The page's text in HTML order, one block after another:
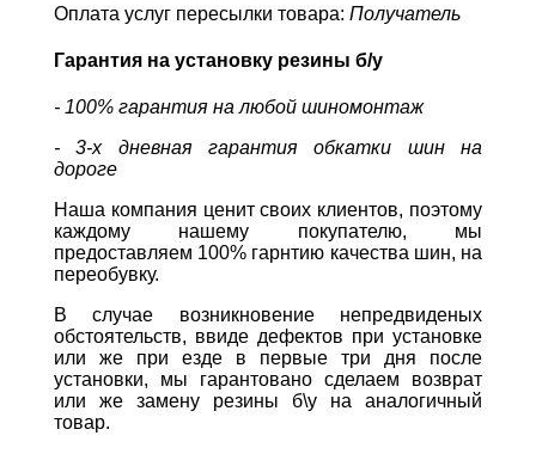
Оплата услуг пересылки товара: Получатель
Гарантия на установку резины б/у
- 100% гарантия на любой шиномонтаж
- 3-х дневная гарантия обкатки шин на
дороге
Наша компания ценит своих клиентов, поэтому
каждому нашему покупателю, мы
предоставляем 100% гарнтию качества шин, на
переобувку.
В случае возникновение непредвиденых
обстоятельств, ввиде дефектов при установке
или же при езде в первые три дня после
установки, мы гарантовано сделаем возврат
или же замену резины б\у на аналогичный
товар.